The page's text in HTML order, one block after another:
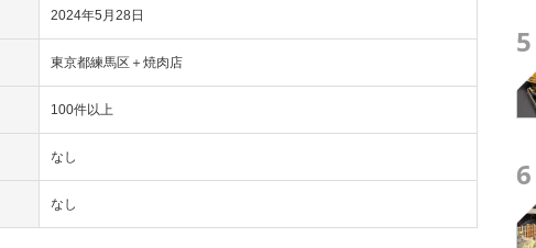
2024年5月28日
東京都練馬区＋焼肉店
100件以上
なし
なし
5
6